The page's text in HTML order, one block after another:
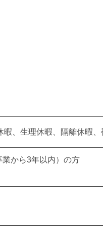
、生理休暇、隔離休暇
から3年以内）の方